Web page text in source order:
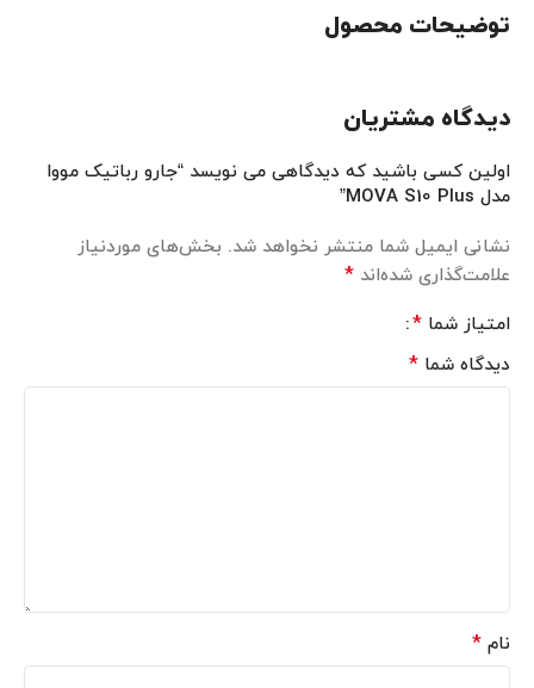
توضیحات محصول
دیدگاه مشتریان
اولین کسی باشید که دیدگاهی می نویسد “جارو رباتیک مووا
مدل MOVA S10 Plus”
نشانی ایمیل شما منتشر نخواهد شد. بخش‌های موردنیاز
علامت‌گذاری شده‌اند *
امتیاز شما *
دیدگاه شما *
نام *